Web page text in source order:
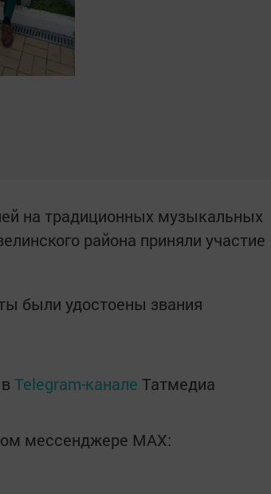
на традиционных музыкальных
района приняли участие
были удостоены звания
Telegram-канале Татмедиа
мессенджере MАХ: